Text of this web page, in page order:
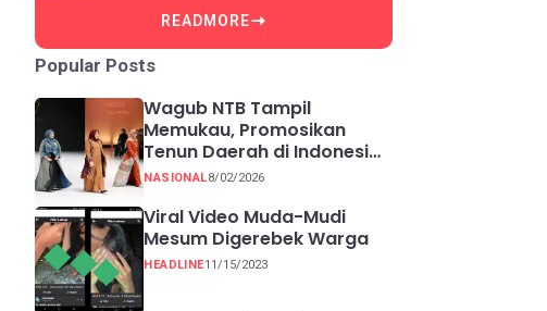
READMORE
Popular Posts
Wagub NTB Tampil
Memukau, Promosikan
Tenun Daerah di Indonesia
Fashion Week 2026
NASIONAL8/02/2026
Viral Video Muda-Mudi
Mesum Digerebek Warga
HEADLINE11/15/2023